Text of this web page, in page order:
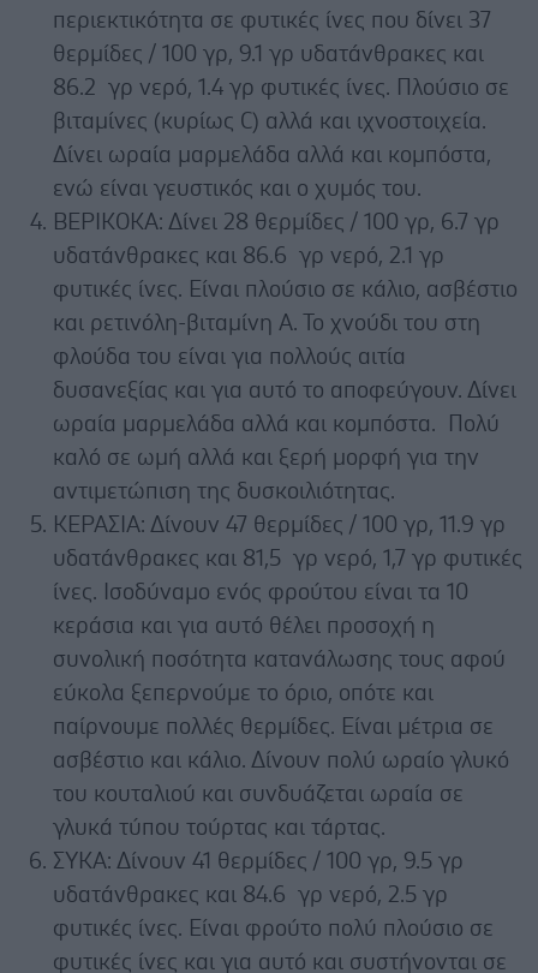
περιεκτικότητα σε φυτικές ίνες που δίνει 37
θερμίδες / 100 γρ, 9.1 γρ υδατάνθρακες και
86.2 γρ νερό, 1.4 γρ φυτικές ίνες. Πλούσιο σε
βιταμίνες (κυρίως C) αλλά και ιχνοστοιχεία.
Δίνει ωραία μαρμελάδα αλλά και κομπόστα,
ενώ είναι γευστικός και ο χυμός του.
ΒΕΡΙΚΟΚΑ: Δίνει 28 θερμίδες / 100 γρ, 6.7 γρ
υδατάνθρακες και 86.6 γρ νερό, 2.1 γρ
φυτικές ίνες. Είναι πλούσιο σε κάλιο, ασβέστιο
και ρετινόλη-βιταμίνη Α. Το χνούδι του στη
φλούδα του είναι για πολλούς αιτία
δυσανεξίας και για αυτό το αποφεύγουν. Δίνει
ωραία μαρμελάδα αλλά και κομπόστα. Πολύ
καλό σε ωμή αλλά και ξερή μορφή για την
αντιμετώπιση της δυσκοιλιότητας.
ΚΕΡΑΣΙΑ: Δίνουν 47 θερμίδες / 100 γρ, 11.9 γρ
υδατάνθρακες και 81,5 γρ νερό, 1,7 γρ φυτικές
ίνες. Ισοδύναμο ενός φρούτου είναι τα 10
κεράσια και για αυτό θέλει προσοχή η
συνολική ποσότητα κατανάλωσης τους αφού
εύκολα ξεπερνούμε το όριο, οπότε και
παίρνουμε πολλές θερμίδες. Είναι μέτρια σε
ασβέστιο και κάλιο. Δίνουν πολύ ωραίο γλυκό
του κουταλιού και συνδυάζεται ωραία σε
γλυκά τύπου τούρτας και τάρτας.
ΣΥΚΑ: Δίνουν 41 θερμίδες / 100 γρ, 9.5 γρ
υδατάνθρακες και 84.6 γρ νερό, 2.5 γρ
φυτικές ίνες. Είναι φρούτο πολύ πλούσιο σε
φυτικές ίνες και για αυτό και συστήνονται σε